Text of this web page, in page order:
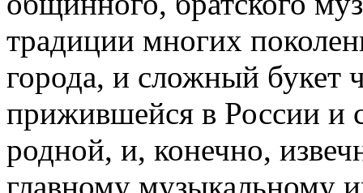
традиции многих
города, и сложный букет
прижившейся в России и
родной, и, конечно,
главному музыкальному